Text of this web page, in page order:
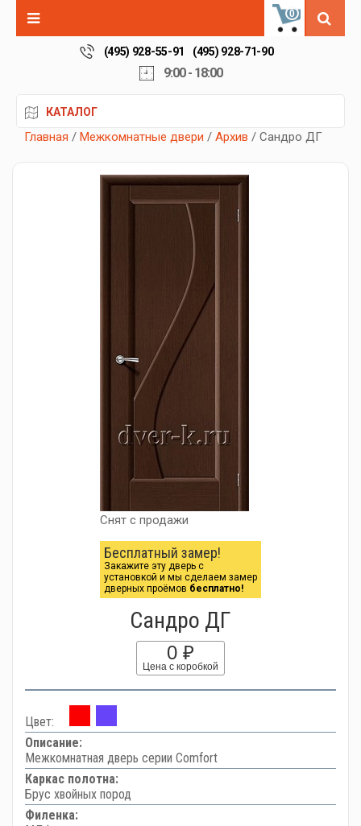
0
(495) 928-55-91 (495) 928-71-90
9:00 - 18:00
КАТАЛОГ
Главная / Межкомнатные двери / Архив / Сандро ДГ
Снят с продажи
Бесплатный замер!
Закажите эту дверь с
установкой и мы сделаем замер
дверных проёмов бесплатно!
Сандро ДГ
0 ₽
Цена с коробкой
Цвет:
Описание:
Межкомнатная дверь серии Comfort
Каркас полотна:
Брус хвойных пород
Филенка: